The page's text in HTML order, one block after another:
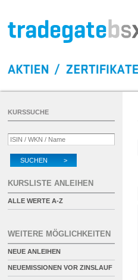
KURSSUCHE
SUCHEN >
KURSLISTE ANLEIHEN
ALLE WERTE A-Z
WEITERE MÖGLICHKEITEN
NEUE ANLEIHEN
NEUEMISSIONEN VOR ZINSLAUF